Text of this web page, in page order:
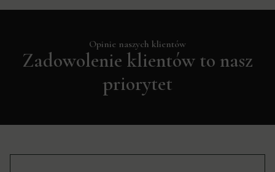
Opinie naszych klientów
Zadowolenie klientów to nasz
priorytet